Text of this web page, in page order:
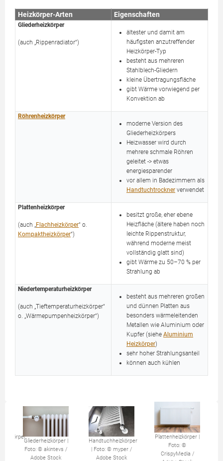
Heizkörper-Arten Eigenschaften
Gliederheizkörper
(auch „Rippenradiator“)
ältester und damit am
häufigsten anzutreffender
Heizkörper-Typ
besteht aus mehreren
Stahlblech-Gliedern
kleine Übertragungsfläche
gibt Wärme vorwiegend per
Konvektion ab
Röhrenheizkörper
moderne Version des
Gliederheizkörpers
Heizwasser wird durch
mehrere schmale Röhren
geleitet -> etwas
energiesparender
vor allem in Badezimmern als
Handtuchtrockner verwendet
Plattenheizkörper
(auch „Flachheizkörper“ o.
Kompaktheizkörper“)
besitzt große, eher ebene
Heizfläche (ältere haben noch
leichte Rippenstruktur,
während moderne meist
vollständig glatt sind)
gibt Wärme zu 50–70 % per
Strahlung ab
Niedertemperaturheizkörper
(auch „Tieftemperaturheizkörper“
o. „Wärmepumpenheizkörper“)
besteht aus mehreren großen
und dünnen Platten aus
besonders wärmeleitenden
Metallen wie Aluminium oder
Kupfer (siehe Aluminium
Heizkörper)
sehr hoher Strahlungsanteil
können auch kühlen
Gliederheizkörper |
Foto: © akintevs /
Adobe Stock
Handtuchheizkörper
| Foto: © myper /
Adobe Stock
Plattenheizkörper |
Foto: ©
CrispyMedia /